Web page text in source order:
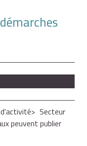
Secteur
peuvent publier